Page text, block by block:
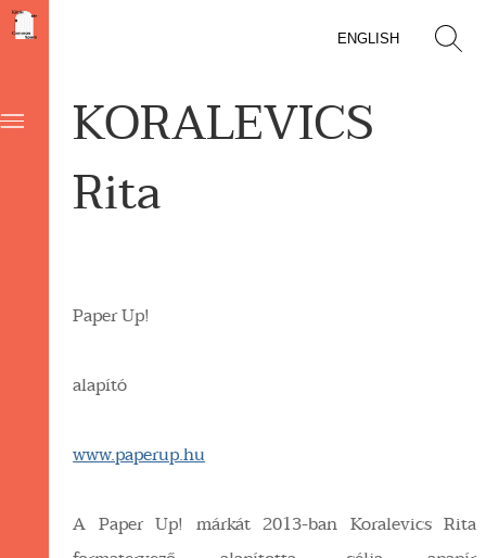
ENGLISH
KORALEVICS
Rita
Paper Up!
alapító
www.paperup.hu
A Paper Up! márkát 2013-ban Koralevics Rita